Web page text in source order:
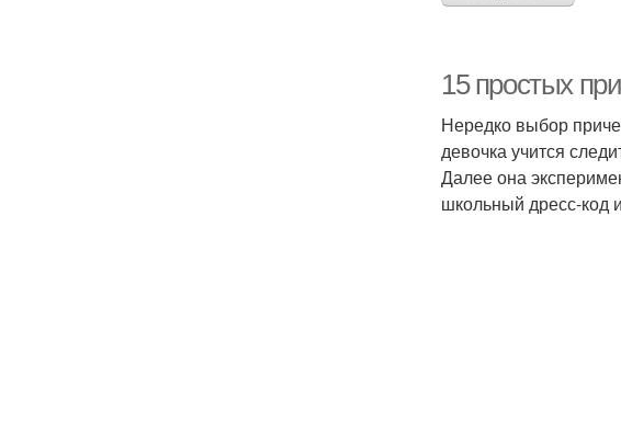
15 простых
Нередко выбор
девочка учится
Далее она
школьный дресс-код